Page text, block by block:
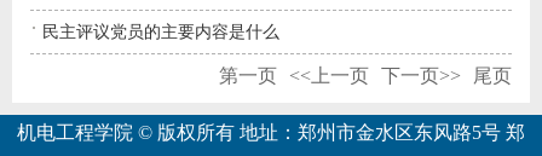
民主评议党员的主要内容是什么
第一页 <<上一页 下一页>> 尾页
机电工程学院 © 版权所有 地址：郑州市金水区东风路5号 郑